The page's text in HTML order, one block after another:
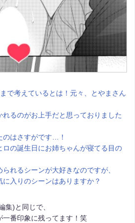
で考えているとは！元々、とやまさん
るのがお上手だと思っておりました
のはさすがです…！
ロの誕生日にお姉ちゃんが寝てる目の
れるシーンが大好きなのですが、
入りのシーンはありますか？
集)と同じで、
一番印象に残ってます！笑